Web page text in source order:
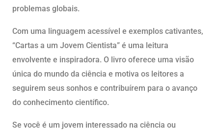
problemas globais.
Com uma linguagem acessível e exemplos cativantes,
“Cartas a um Jovem Cientista” é uma leitura
envolvente e inspiradora. O livro oferece uma visão
única do mundo da ciência e motiva os leitores a
seguirem seus sonhos e contribuírem para o avanço
do conhecimento científico.
Se você é um jovem interessado na ciência ou